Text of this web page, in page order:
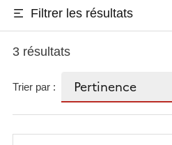
Filtrer les résultats
3 résultats
Trier par :